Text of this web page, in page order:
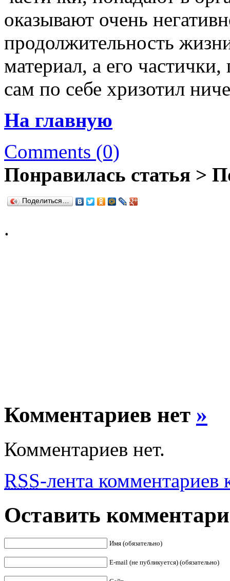
оказывают очень
продолжительность
материал, а его
сам по себе хризотил
На главную
Comments (0)
Понравилась статья >
Поделиться…
.
Комментариев нет »
Комментариев нет.
RSS-лента комментариев
Оставить
Имя (обязательно)
E-mail (не публикуется) (обязательно)